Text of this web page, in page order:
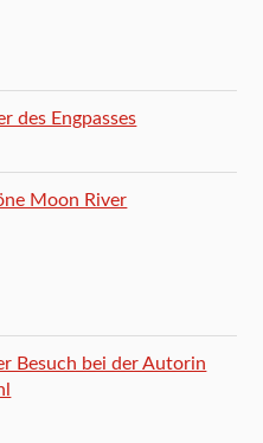
des Engpasses
Moon River
Besuch bei der Autorin